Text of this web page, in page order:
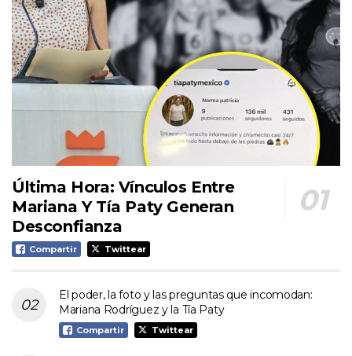
Última Hora: Vínculos Entre
Mariana Y Tía Paty Generan
Desconfianza
Compartir Twittear
El poder, la foto y las preguntas que incomodan:
Mariana Rodríguez y la Tía Paty
Compartir Twittear